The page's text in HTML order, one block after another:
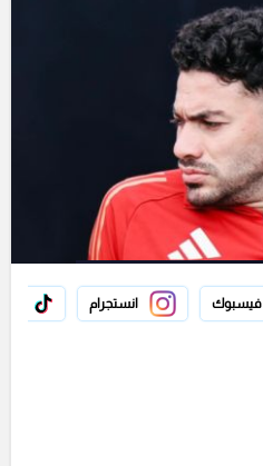
فيسبوك انستجرام